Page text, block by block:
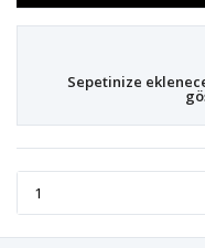
Sepetinize